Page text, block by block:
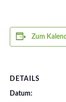
Zum
DETAILS
Datum: